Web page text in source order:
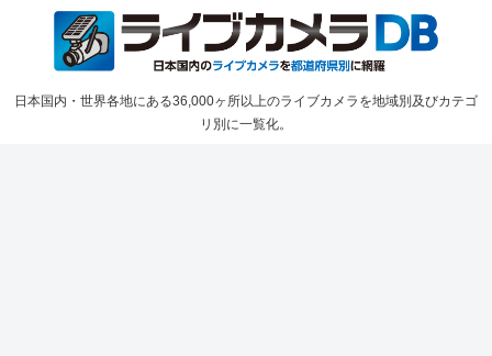
日本国内・世界各地にある36,000ヶ所以上のライブカメラを地域別及びカテゴ
リ別に一覧化。